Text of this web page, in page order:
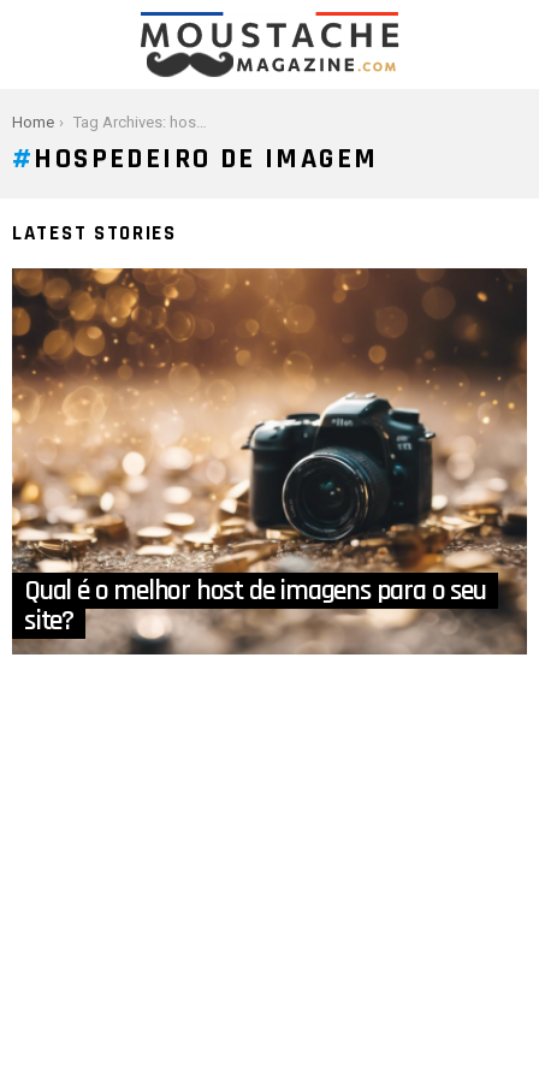
You are here:
Home Tag Archives: hospedeiro de imagem
HOSPEDEIRO DE IMAGEM
LATEST STORIES
Qual é o melhor host de imagens para o seu
site?